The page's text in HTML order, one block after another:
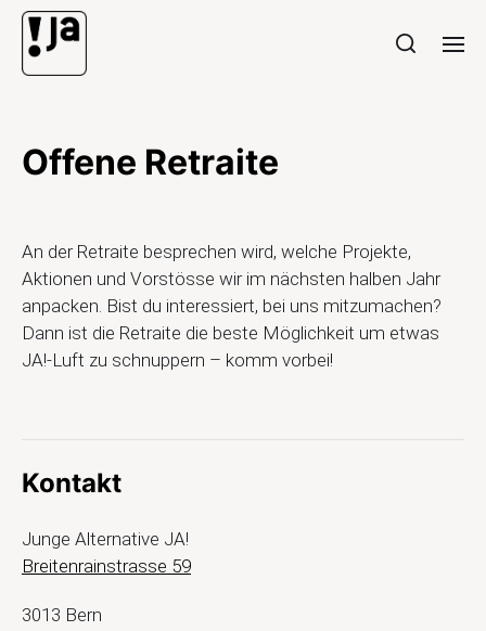
Offene Retraite
An der Retraite besprechen wird, welche Projekte,
Aktionen und Vorstösse wir im nächsten halben Jahr
anpacken. Bist du interessiert, bei uns mitzumachen?
Dann ist die Retraite die beste Möglichkeit um etwas
JA!-Luft zu schnuppern – komm vorbei!
Kontakt
Junge Alternative JA!
Breitenrainstrasse 59
3013 Bern